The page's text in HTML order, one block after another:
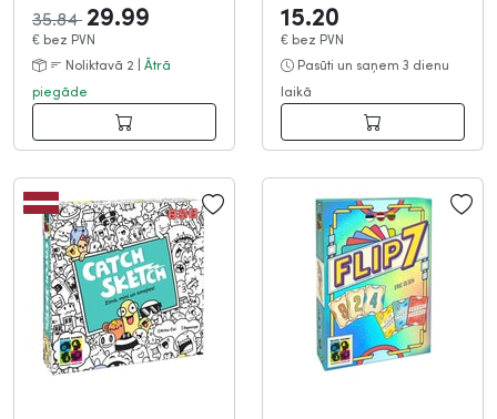
35.84 29.99
€ bez PVN
Noliktavā 2 | Ātrā
piegāde
15.20
€ bez PVN
Pasūti un saņem 3 dienu
laikā